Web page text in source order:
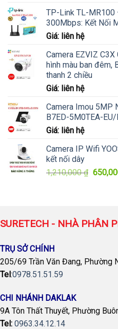
TP-Link TL-MR100
300Mbps: Kết Nối
Giá: liên hệ
Camera EZVIZ
hình màu ban đêm,
thanh 2 chiều
Giá: liên hệ
Camera Imou 5MP
B7ED-5M0TEA-
Giá: liên hệ
Camera IP Wifi
kết nối dây
1,210,000₫ Giá
SURETECH - NHÀ PHÂN
TRỤ SỞ CHÍNH
205/69 Trần Văn Đang, Phường
Tel:0978.51.51.59
CHI NHÁNH DAKLAK
9A Tôn Thất Thuyết, Phường
Tel: 0963.34.12.14